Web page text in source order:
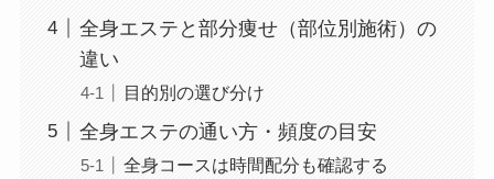
全身エステと部分痩せ（部位別施術）の
違い
目的別の選び分け
全身エステの通い方・頻度の目安
全身コースは時間配分も確認する